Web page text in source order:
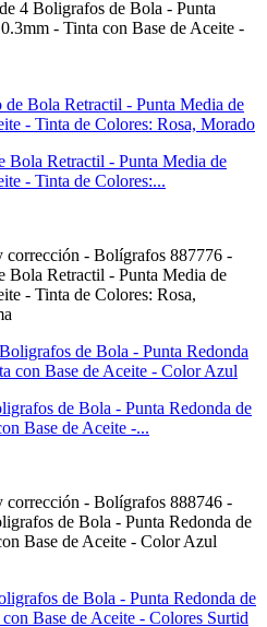
4 Boligrafos de Bola - Punta
- Tinta con Base de Aceite -
Retractil - Punta Media de
- Tinta de Colores:...
corrección - Bolígrafos 887776 -
Retractil - Punta Media de
- Tinta de Colores: Rosa,
de Bola - Punta Redonda de
Base de Aceite -...
corrección - Bolígrafos 888746 -
de Bola - Punta Redonda de
Base de Aceite - Color Azul